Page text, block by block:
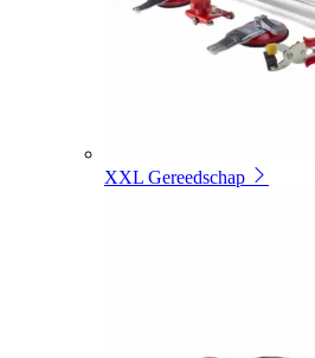
XXL Gereedschap